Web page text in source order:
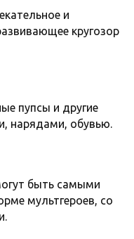
и
кругозор
пупсы и другие
нарядами, обувью.
быть самыми
мультгероев, со